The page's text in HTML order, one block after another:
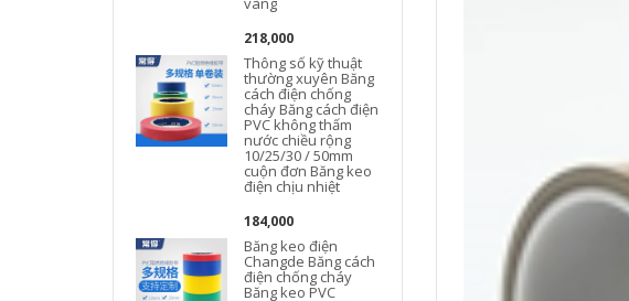
218,000
Thông số kỹ thuật
thường xuyên Băng
cách điện chống
cháy Băng cách điện
PVC không thấm
nước chiều rộng
10/25/30 / 50mm
cuộn đơn Băng keo
điện chịu nhiệt
184,000
Băng keo điện
Changde Băng cách
điện chống cháy
Băng keo PVC
bằng cao su dính
Butyl Hydroulyzate
Băng 10KV băng áp
suất cao nhiệt độ
cao dưới nước sử
dụng cáp butyl thợ
điện tự dính băng
keo cách điện